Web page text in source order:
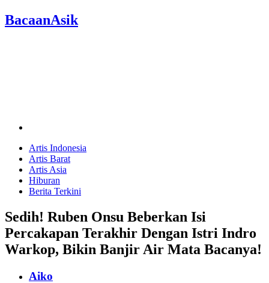
BacaanAsik
Artis Indonesia
Artis Barat
Artis Asia
Hiburan
Berita Terkini
Sedih! Ruben Onsu Beberkan Isi
Percakapan Terakhir Dengan Istri Indro
Warkop, Bikin Banjir Air Mata Bacanya!
Aiko